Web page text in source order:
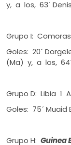
y, a los, 63´
Grupo I:
Goles: 20´
(Ma) y, a los,
Grupo D: Libia 1
Goles: 75´
Grupo H:Guinea